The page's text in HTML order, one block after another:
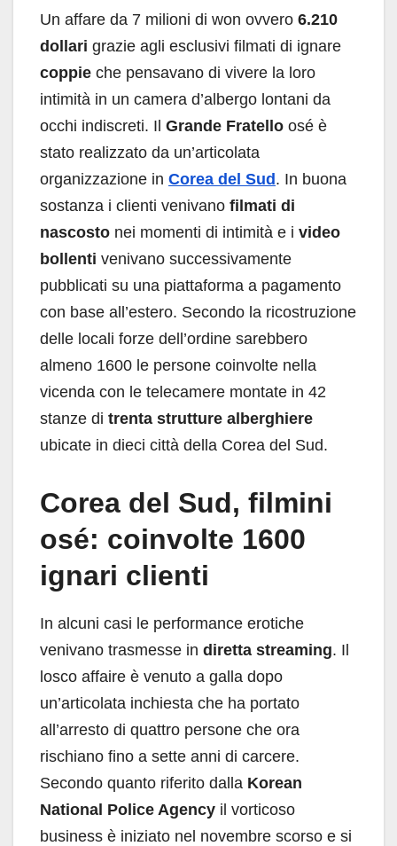
Un affare da 7 milioni di won ovvero 6.210
dollari grazie agli esclusivi filmati di ignare
coppie che pensavano di vivere la loro
intimità in un camera d’albergo lontani da
occhi indiscreti. Il Grande Fratello osé è
stato realizzato da un’articolata
organizzazione in Corea del Sud. In buona
sostanza i clienti venivano filmati di
nascosto nei momenti di intimità e i video
bollenti venivano successivamente
pubblicati su una piattaforma a pagamento
con base all’estero. Secondo la ricostruzione
delle locali forze dell’ordine sarebbero
almeno 1600 le persone coinvolte nella
vicenda con le telecamere montate in 42
stanze di trenta strutture alberghiere
ubicate in dieci città della Corea del Sud.
Corea del Sud, filmini
osé: coinvolte 1600
ignari clienti
In alcuni casi le performance erotiche
venivano trasmesse in diretta streaming. Il
losco affaire è venuto a galla dopo
un’articolata inchiesta che ha portato
all’arresto di quattro persone che ora
rischiano fino a sette anni di carcere.
Secondo quanto riferito dalla Korean
National Police Agency il vorticoso
business è iniziato nel novembre scorso e si